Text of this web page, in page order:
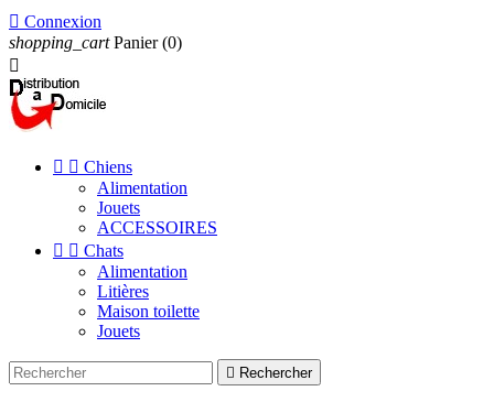
 Connexion
shopping_cart Panier (0)

  Chiens
Alimentation
Jouets
ACCESSOIRES
  Chats
Alimentation
Litières
Maison toilette
Jouets
 Rechercher